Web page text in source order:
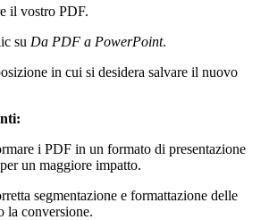
il vostro PDF.
su Da PDF a PowerPoint.
in cui si desidera salvare il nuovo
i PDF in un formato di presentazione
un maggiore impatto.
segmentazione e formattazione delle
la conversione.